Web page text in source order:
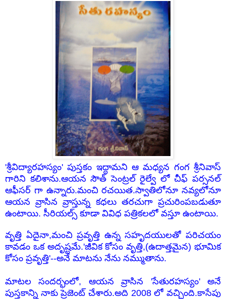
'శ్రీవిద్యారహస్యం' పుస్తకం ఇద్దామని ఆ మధ్యన గంగ శ్రీనివాస్
గారిని కలిశాను.ఆయన సౌత్ సెంట్రల్ రైల్వే లో చీఫ్ పర్సనల్
ఆఫీసర్ గా ఉన్నారు.మంచి రచయిత.స్వాతిలోనూ నవ్యలోనూ
ఆయన వ్రాసిన వ్రాస్తున్న కధలు తరచుగా ప్రచురింపబడుతూ
ఉంటాయి. సీరియల్స్ కూడా వివిధ పత్రికలలో వస్తూ ఉంటాయి.
వృత్తి ఏదైనా,మంచి ప్రవృత్తి ఉన్న సహృదయులతో పరిచయం
కావడం ఒక అదృష్టమే.'జీవిక కోసం వృత్తి,(ఉదాత్తమైన) భూమిక
కోసం ప్రవృత్తి'--అనే మాటను నేను నమ్ముతాను.
మాటల సందర్భంలో, ఆయన వ్రాసిన 'సేతురహస్యం' అనే
పుస్తకాన్ని నాకు ప్రెజెంట్ చేశారు.అది 2008 లో వచ్చింది.కాసేపు